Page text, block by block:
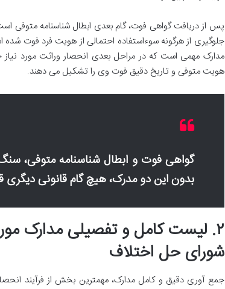
پس از دریافت گواهی فوت، گام بعدی ابطال شناسنامه متوفی
جلوگیری از هرگونه سوءاستفاده احتمالی از هویت فرد فوت شده
مدارک مهمی است که در مراحل بعدی انحصار وراثت مورد
هویت متوفی و تاریخ دقیق فوت وی را تشکیل می دهند.
گواهی فوت و ابطال شناسنامه متوفی،
بدون این دو مدرک، هیچ گام قانونی
۲. لیست کامل و تفصیلی مدارک
شورای حل اختلاف
جمع آوری دقیق و کامل مدارک، مهمترین بخش از فرآیند